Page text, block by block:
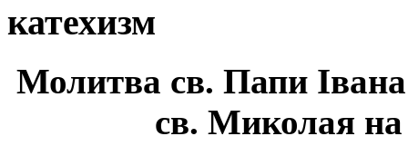
катехизм
Молитва св. Папи
св. Миколая на